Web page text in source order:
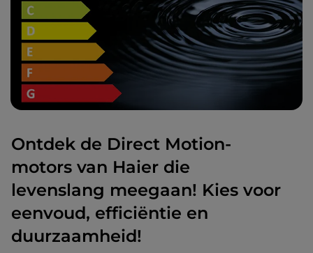
Ontdek de Direct Motion-
motors van Haier die
levenslang meegaan! Kies voor
eenvoud, efficiëntie en
duurzaamheid!